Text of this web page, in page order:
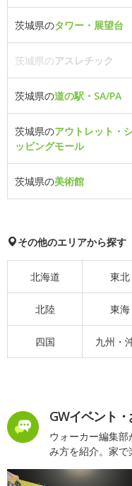
茨城県のタワー・展望台
茨城県のアスレチック
茨城県の道の駅・SA/PA
茨城県のアウトレット・
ッピングモール
茨城県の美術館
その他のエリアから探す
北海道 東北
北陸 東海
四国 九州・
GWイベント
ウォーカー編集
み方を紹介。家で